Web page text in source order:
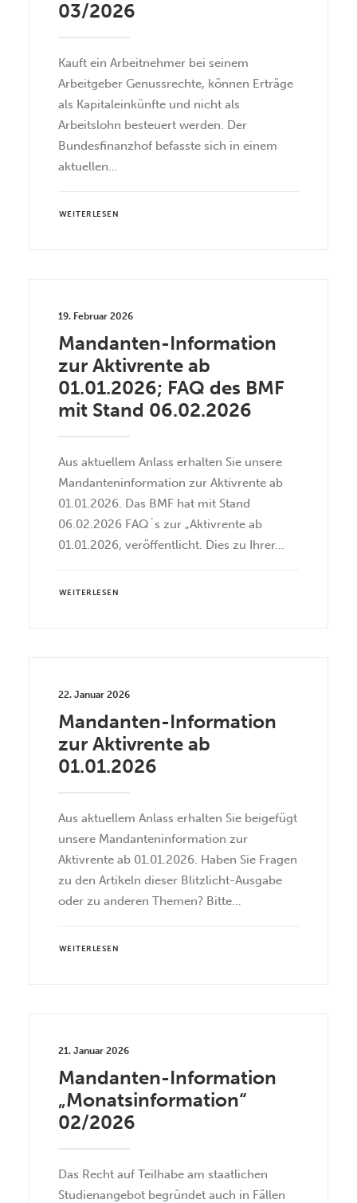
03/2026
Kauft ein Arbeitnehmer bei seinem
Arbeitgeber Genussrechte, können Erträge
als Kapitaleinkünfte und nicht als
Arbeitslohn besteuert werden. Der
Bundesfinanzhof befasste sich in einem
aktuellen…
WEITERLESEN
19. Februar 2026
Mandanten-Information
zur Aktivrente ab
01.01.2026; FAQ des BMF
mit Stand 06.02.2026
Aus aktuellem Anlass erhalten Sie unsere
Mandanteninformation zur Aktivrente ab
01.01.2026. Das BMF hat mit Stand
06.02.2026 FAQ´s zur „Aktivrente ab
01.01.2026, veröffentlicht. Dies zu Ihrer…
WEITERLESEN
22. Januar 2026
Mandanten-Information
zur Aktivrente ab
01.01.2026
Aus aktuellem Anlass erhalten Sie beigefügt
unsere Mandanteninformation zur
Aktivrente ab 01.01.2026. Haben Sie Fragen
zu den Artikeln dieser Blitzlicht-Ausgabe
oder zu anderen Themen? Bitte…
WEITERLESEN
21. Januar 2026
Mandanten-Information
„Monatsinformation“
02/2026
Das Recht auf Teilhabe am staatlichen
Studienangebot begründet auch in Fällen